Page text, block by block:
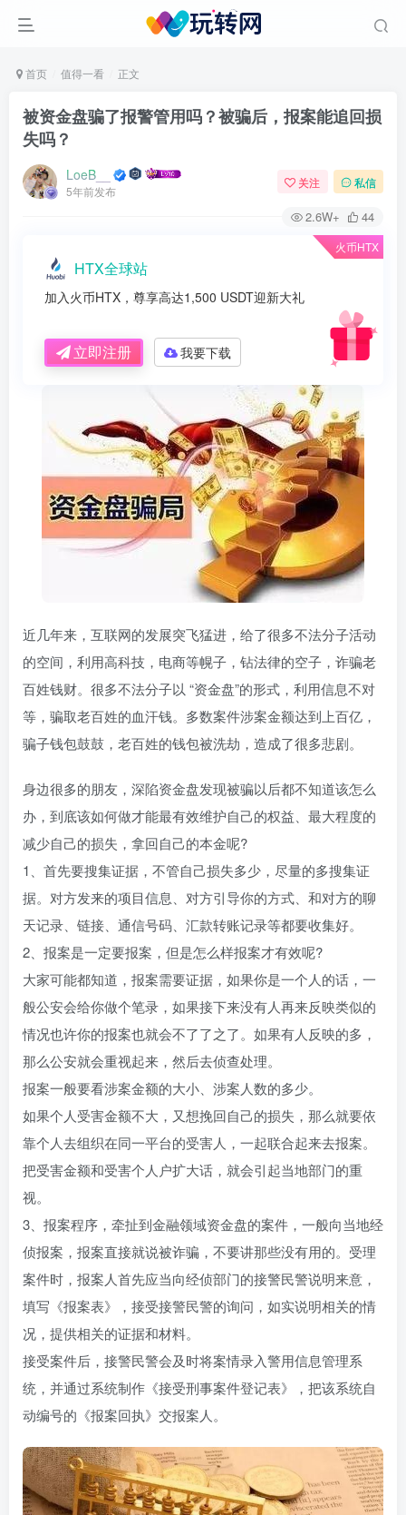
首页 值得一看 正文
被资金盘骗了报警管用吗？被骗后，报案能追回损
失吗？
LoeB__
5年前发布
关注 私信
2.6W+ 44
火币HTX
HTX全球站
加入火币HTX，尊享高达1,500 USDT迎新大礼
立即注册 我要下载
近几年来，互联网的发展突飞猛进，给了很多不法分子活动
的空间，利用高科技，电商等幌子，钻法律的空子，诈骗老
百姓钱财。很多不法分子以 “资金盘”的形式，利用信息不对
等，骗取老百姓的血汗钱。多数案件涉案金额达到上百亿，
骗子钱包鼓鼓，老百姓的钱包被洗劫，造成了很多悲剧。
身边很多的朋友，深陷资金盘发现被骗以后都不知道该怎么
办，到底该如何做才能最有效维护自己的权益、最大程度的
减少自己的损失，拿回自己的本金呢?
1、首先要搜集证据，不管自己损失多少，尽量的多搜集证
据。对方发来的项目信息、对方引导你的方式、和对方的聊
天记录、链接、通信号码、汇款转账记录等都要收集好。
2、报案是一定要报案，但是怎么样报案才有效呢?
大家可能都知道，报案需要证据，如果你是一个人的话，一
般公安会给你做个笔录，如果接下来没有人再来反映类似的
情况也许你的报案也就会不了了之了。如果有人反映的多，
那么公安就会重视起来，然后去侦查处理。
报案一般要看涉案金额的大小、涉案人数的多少。
如果个人受害金额不大，又想挽回自己的损失，那么就要依
靠个人去组织在同一平台的受害人，一起联合起来去报案。
把受害金额和受害个人户扩大话，就会引起当地部门的重
视。
3、报案程序，牵扯到金融领域资金盘的案件，一般向当地经
侦报案，报案直接就说被诈骗，不要讲那些没有用的。受理
案件时，报案人首先应当向经侦部门的接警民警说明来意，
填写《报案表》，接受接警民警的询问，如实说明相关的情
况，提供相关的证据和材料。
接受案件后，接警民警会及时将案情录入警用信息管理系
统，并通过系统制作《接受刑事案件登记表》，把该系统自
动编号的《报案回执》交报案人。